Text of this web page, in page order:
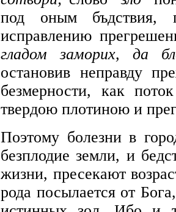
под оным бъдствия,
исправлению
гладом заморих, да
остановив неправду
безмерности, как
твердою плотиною и
Поэтому болезни в
безплодие земли, и
жизни, пресекают
рода посылается от